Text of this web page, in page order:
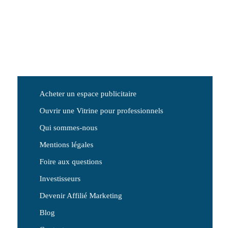
Acheter un espace publicitaire
Ouvrir une Vitrine pour professionnels
Qui sommes-nous
Mentions légales
Foire aux questions
Investisseurs
Devenir Affilié Marketing
Blog